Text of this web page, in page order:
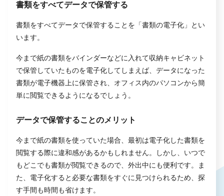
書類をすべてデータで保管する
書類をすべてデータで保管することを「書類の電子化」とい
います。
今まで紙の書類をバインダーなどに入れて収納キャビネット
で保管していたものを電子化してしまえば、データになった
書類が電子機器上に保管され、オフィス内のパソコンから簡
単に閲覧できるようになるでしょう。
データで保管することのメリット
今まで紙の書類を使っていた場合、最初は電子化した書類を
閲覧する際に違和感があるかもしれません。しかし、いつで
もどこでも書類が閲覧できるので、外出中にも便利です。ま
た、電子化すると必要な書類をすぐに見つけられるため、探
す手間も時間も省けます。